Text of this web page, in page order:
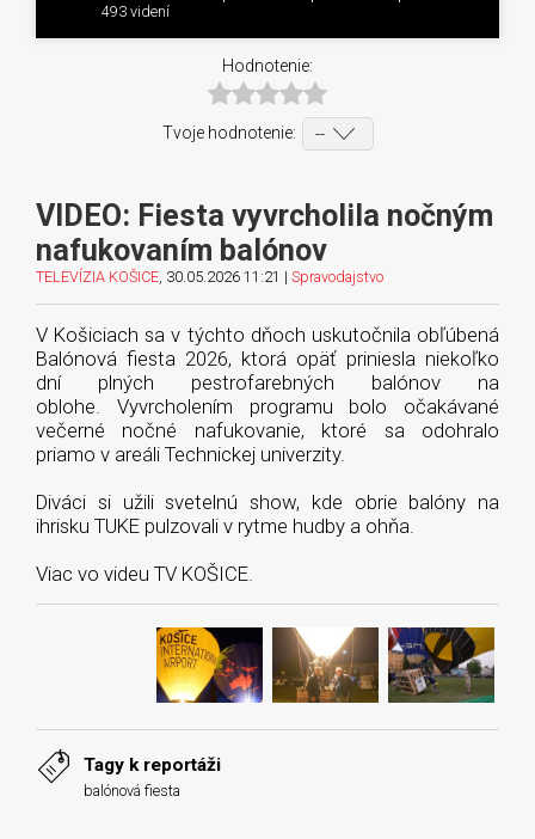
493videní
Hodnotenie:
Tvoje hodnotenie:
VIDEO: Fiesta vyvrcholila nočným
nafukovaním balónov
TELEVÍZIA KOŠICE , 30.05.2026 11:21 | Spravodajstvo
V Košiciach sa v týchto dňoch uskutočnila obľúbená
Balónová fiesta 2026, ktorá opäť priniesla niekoľko
dní plných pestrofarebných balónov na
oblohe. Vyvrcholením programu bolo očakávané
večerné nočné nafukovanie, ktoré sa odohralo
priamo v areáli Technickej univerzity.
Diváci si užili svetelnú show, kde obrie balóny na
ihrisku TUKE pulzovali v rytme hudby a ohňa.
Viac vo videu TV KOŠICE.
Tagy k reportáži
balónová fiesta